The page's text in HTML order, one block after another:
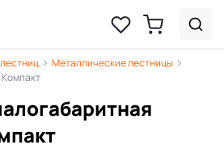
Металлические лестницы